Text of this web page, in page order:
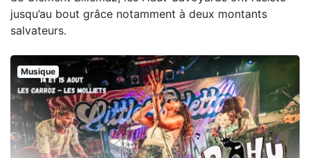
jusqu’au bout grâce notamment à deux montants
salvateurs.
Musique